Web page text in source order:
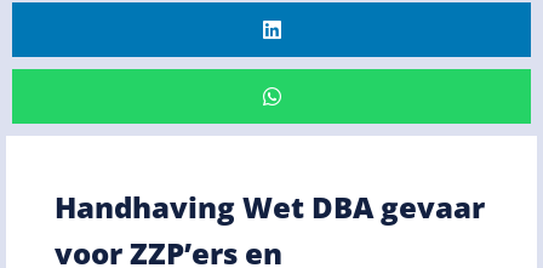
Handhaving Wet DBA gevaar
voor ZZP’ers en